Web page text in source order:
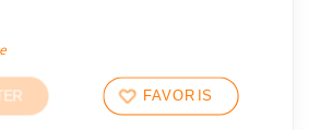
FAVORIS